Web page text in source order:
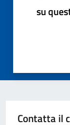
su
Contatta il